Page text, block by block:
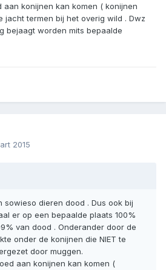
aan konijnen kan komen ( konijnen
jacht termen bij het overig wild . Dwz
bejaagt worden mits bepaalde
2015
sowieso dieren dood . Dus ook bij
er op een bepaalde plaats 100%
van dood . Onderander door de
onder de konijnen die NIET te
door muggen.
aan konijnen kan komen (